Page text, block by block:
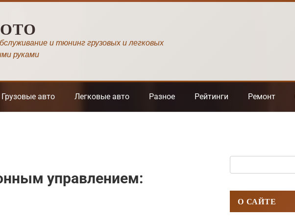
и тюнинг грузовых и легковых
руками
Грузовые авто Легковые авто Разное Рейтинги Ремонт
управлением:
О САЙТЕ